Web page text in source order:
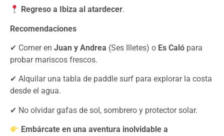
Regreso a Ibiza al atardecer.
Recomendaciones
✔ Comer en Juan y Andrea (Ses Illetes) o Es Caló para
probar mariscos frescos.
✔ Alquilar una tabla de paddle surf para explorar la costa
desde el agua.
✔ No olvidar gafas de sol, sombrero y protector solar.
Embárcate en una aventura inolvidable a